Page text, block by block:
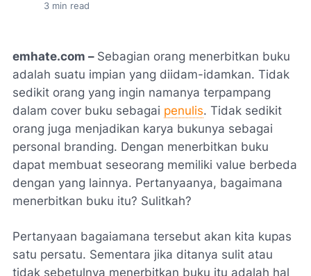
3 min read
emhate.com – Sebagian orang menerbitkan buku
adalah suatu impian yang diidam-idamkan. Tidak
sedikit orang yang ingin namanya terpampang
dalam cover buku sebagai penulis. Tidak sedikit
orang juga menjadikan karya bukunya sebagai
personal branding. Dengan menerbitkan buku
dapat membuat seseorang memiliki value berbeda
dengan yang lainnya. Pertanyaanya, bagaimana
menerbitkan buku itu? Sulitkah?
Pertanyaan bagaiamana tersebut akan kita kupas
satu persatu. Sementara jika ditanya sulit atau
tidak sebetulnya menerbitkan buku itu adalah hal